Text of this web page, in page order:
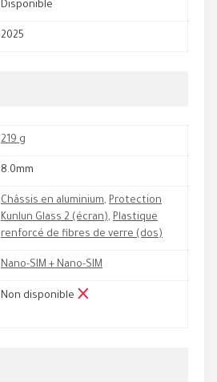
Disponible
2025
219 g
8.0mm
Châssis en aluminium, Protection
Kunlun Glass 2 (écran), Plastique
renforcé de fibres de verre (dos)
Nano-SIM + Nano-SIM
Non disponible